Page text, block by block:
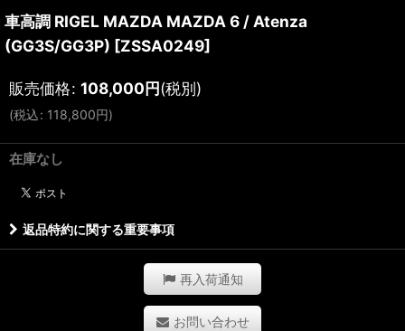
車高調 RIGEL MAZDA MAZDA 6 / Atenza
(GG3S/GG3P) [ZSSA0249]
販売価格: 108,000円(税別)
(税込: 118,800円)
在庫なし
返品特約に関する重要事項
再入荷通知
お問い合わせ